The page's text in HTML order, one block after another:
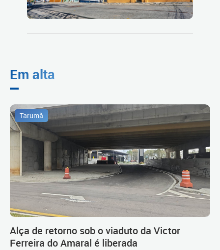
Em alta
Tarumã
Alça de retorno sob o viaduto da Victor
Ferreira do Amaral é liberada